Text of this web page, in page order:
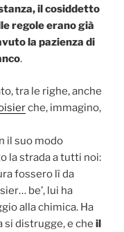
il cosiddetto
regole erano già
la pazienza di
.
tra le righe, anche
che, immagino,
il suo modo
la strada a tutti noi:
fossero lì da
be’, lui ha
alla chimica. Ha
si distrugge, e che il